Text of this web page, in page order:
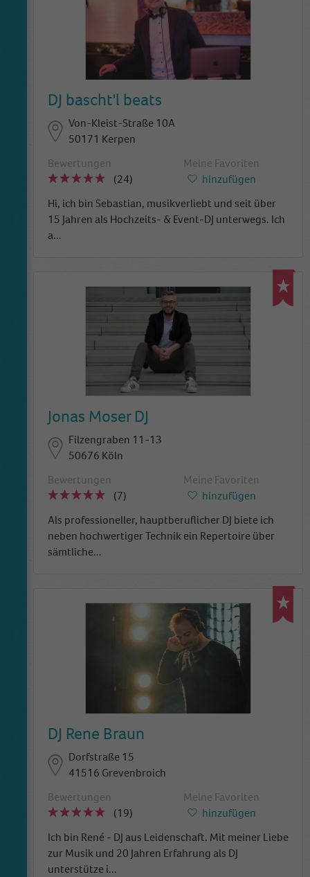
DJ bascht'l beats
Von-Kleist-Straße 10A
50171 Kerpen
Bewertungen
(24)
Meine Favoriten
hinzufügen
Hi, ich bin Sebastian, musikverliebt und seit über
15 Jahren als Hochzeits- & Event-DJ unterwegs. Ich
a...
Jonas Moser DJ
Filzengraben 11-13
50676 Köln
Bewertungen
(7)
Meine Favoriten
hinzufügen
Als professioneller, hauptberuflicher DJ biete ich
neben hochwertiger Technik ein Repertoire über
sämtliche...
DJ Rene Braun
Dorfstraße 15
41516 Grevenbroich
Bewertungen
(19)
Meine Favoriten
hinzufügen
Ich bin René - DJ aus Leidenschaft. Mit meiner Liebe
zur Musik und 20 Jahren Erfahrung als DJ
unterstütze i...